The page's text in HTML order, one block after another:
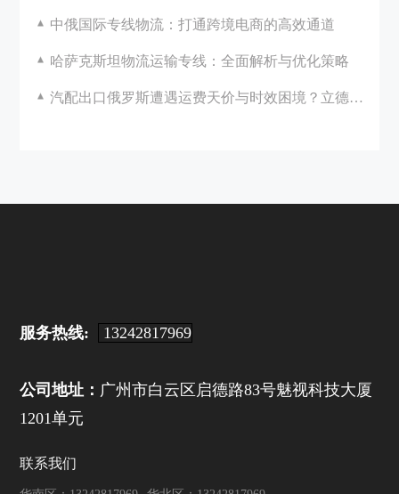
中俄国际专线物流：打通跨境电商的高效通道
哈萨克斯坦物流运输专线：全面解析与优化策略
汽配出口俄罗斯遭遇运费天价与时效困境？立德国际助您破局！
服务热线: 13242817969
公司地址： 广州市白云区启德路83号魅视科技大厦
1201单元
联系我们